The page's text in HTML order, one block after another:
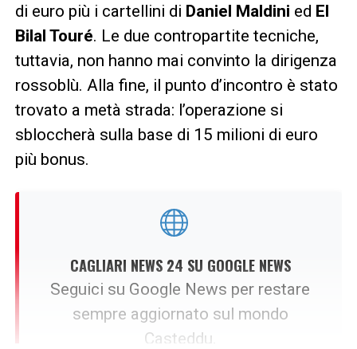
di euro più i cartellini di Daniel Maldini ed El
Bilal Touré. Le due contropartite tecniche,
tuttavia, non hanno mai convinto la dirigenza
rossoblù. Alla fine, il punto d’incontro è stato
trovato a metà strada: l’operazione si
sbloccherà sulla base di 15 milioni di euro
più bonus.
CAGLIARI NEWS 24 SU GOOGLE NEWS
Seguici su Google News per restare
sempre aggiornato sul mondo
Casteddu.